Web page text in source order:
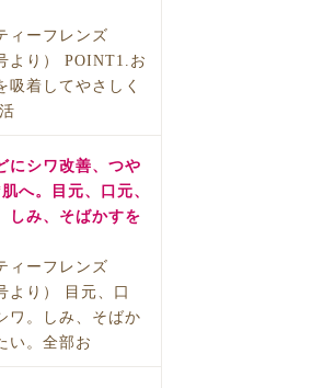
ィーフレンズ
より） POINT1.お
吸着してやさしく
にシワ改善、つや
へ。目元、口元、
しみ、そばかすを
ィーフレンズ
より） 目元、口
ワ。しみ、そばか
い。全部お